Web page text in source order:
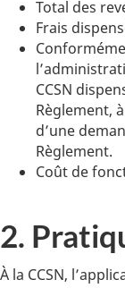
Total des
Frais
CCSN
Règlement,
d’une
Règlement.
Coût de
2.
À la CCSN,